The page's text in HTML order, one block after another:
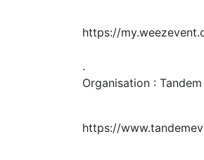
https://
.
Organisation :
https://